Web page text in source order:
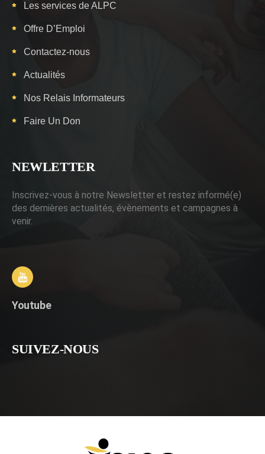
Les services de ALPC
Offre D’Emploi
Contactez-nous
Actualités
Nos Relais Informateurs
Faire Un Don
NEWLETTER
Inscrivez-vous à notre Newsletter et restez informé(e)
des dernières actualités, évènements et campagnes à
venir.
Youtube
SUIVEZ-NOUS